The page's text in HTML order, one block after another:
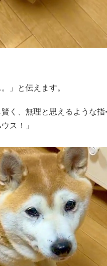
」と伝えます。
く、無理と思えるような
ス！」